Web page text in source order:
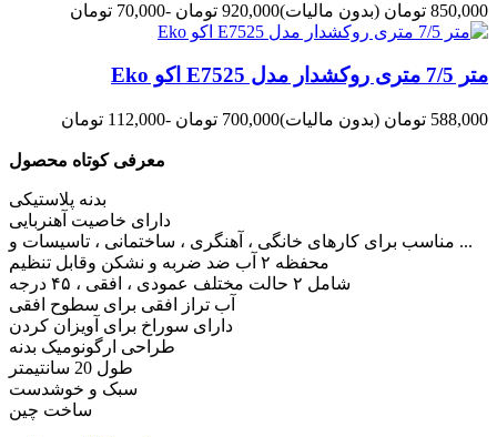
850,000 تومان (بدون مالیات)920,000 تومان -70,000 تومان
متر 7/5 متری روکشدار مدل E7525 اکو Eko
588,000 تومان (بدون مالیات)700,000 تومان -112,000 تومان
معرفی کوتاه محصول
بدنه پلاستیکی
دارای خاصیت آهنربایی
مناسب برای کارهای خانگی ، آهنگری ، ساختمانی ، تاسیسات و ...
محفظه ۲ آب ضد ضربه و نشکن وقابل تنظیم
شامل ۲ حالت مختلف عمودی ، افقی ، ۴۵ درجه
آب تراز افقی برای سطوح افقی
دارای سوراخ برای آویزان کردن
طراحی ارگونومیک بدنه
طول 20 سانتیمتر
سبک و خوشدست
ساخت چین